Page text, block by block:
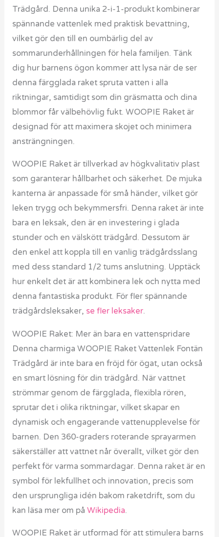
Trädgård. Denna unika 2-i-1-produkt kombinerar
spännande vattenlek med praktisk bevattning,
vilket gör den till en oumbärlig del av
sommarunderhållningen för hela familjen. Tänk
dig hur barnens ögon kommer att lysa när de ser
denna färgglada raket spruta vatten i alla
riktningar, samtidigt som din gräsmatta och dina
blommor får välbehövlig fukt. WOOPIE Raket är
designad för att maximera skojet och minimera
ansträngningen.
WOOPIE Raket är tillverkad av högkvalitativ plast
som garanterar hållbarhet och säkerhet. De mjuka
kanterna är anpassade för små händer, vilket gör
leken trygg och bekymmersfri. Denna raket är inte
bara en leksak, den är en investering i glada
stunder och en välskött trädgård. Dessutom är
den enkel att koppla till en vanlig trädgårdsslang
med dess standard 1/2 tums anslutning. Upptäck
hur enkelt det är att kombinera lek och nytta med
denna fantastiska produkt. För fler spännande
trädgårdsleksaker, se fler leksaker.
WOOPIE Raket: Mer än bara en vattenspridare
Denna charmiga WOOPIE Raket Vattenlek Fontän
Trädgård är inte bara en fröjd för ögat, utan också
en smart lösning för din trädgård. När vattnet
strömmar genom de färgglada, flexibla rören,
sprutar det i olika riktningar, vilket skapar en
dynamisk och engagerande vattenupplevelse för
barnen. Den 360-graders roterande sprayarmen
säkerställer att vattnet når överallt, vilket gör den
perfekt för varma sommardagar. Denna raket är en
symbol för lekfullhet och innovation, precis som
den ursprungliga idén bakom raketdrift, som du
kan läsa mer om påWikipedia.
WOOPIE Raket är utformad för att stimulera barns